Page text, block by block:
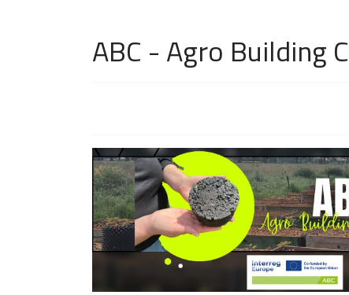
ABC - Agro Building